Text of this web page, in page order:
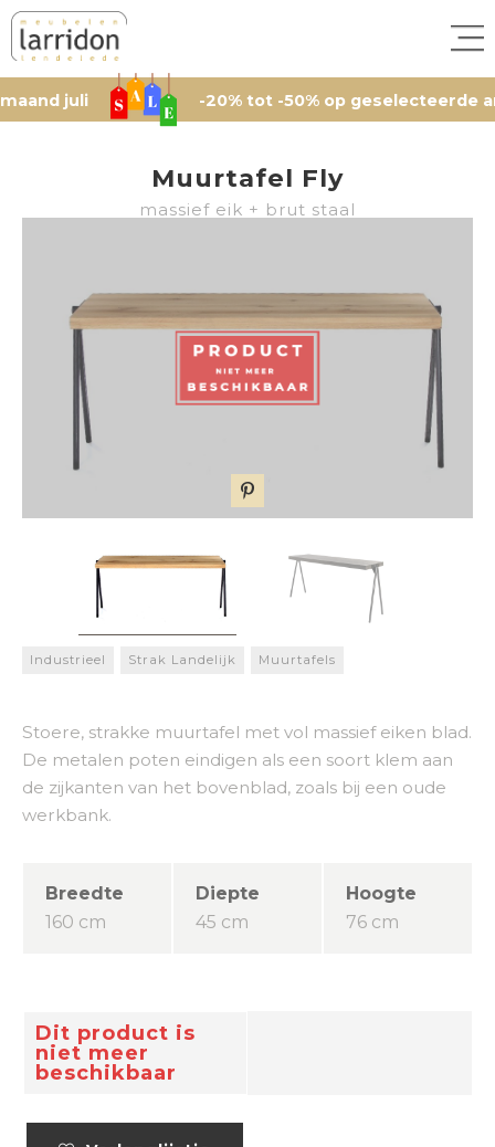
juli -20% tot -50% op geselecteerde
Muurtafel Fly
massief eik + brut staal
Industrieel Strak Landelijk Muurtafels
Stoere, strakke muurtafel met vol massief eiken blad.
De metalen poten eindigen als een soort klem aan
de zijkanten van het bovenblad, zoals bij een oude
werkbank.
Breedte
160 cm
Diepte
45 cm
Hoogte
76 cm
Dit product is
niet meer
beschikbaar